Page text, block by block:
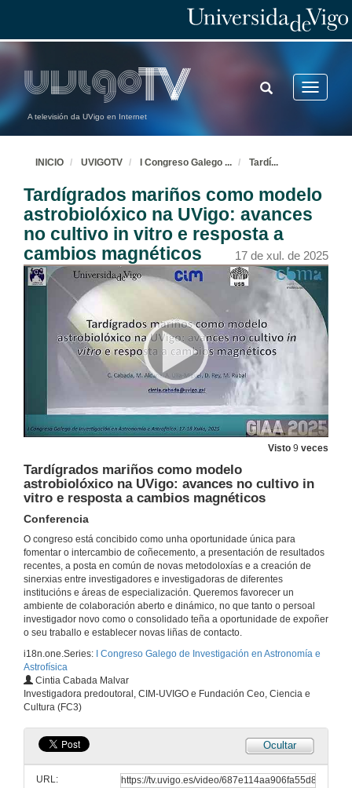
A televisión da UVigo en Internet
Toggle
TOGGLE
SEARCH
INICIO UVIGOTV I Congreso Galego ... Tardí...
Tardígrados mariños como modelo
astrobiolóxico na UVigo: avances
no cultivo in vitro e resposta a
cambios magnéticos
17 de xul. de 2025
Visto 9 veces
Tardígrados mariños como modelo
astrobiolóxico na UVigo: avances no cultivo in
vitro e resposta a cambios magnéticos
Conferencia
O congreso está concibido como unha oportunidade única para
fomentar o intercambio de coñecemento, a presentación de resultados
recentes, a posta en común de novas metodoloxías e a creación de
sinerxias entre investigadores e investigadoras de diferentes
institucións e áreas de especialización. Queremos favorecer un
ambiente de colaboración aberto e dinámico, no que tanto o persoal
investigador novo como o consolidado teña a oportunidade de expoñer
o seu traballo e establecer novas liñas de contacto.
i18n.one.Series:
I Congreso Galego de Investigación en Astronomía e
Astrofísica
Cintia Cabada Malvar
Investigadora predoutoral, CIM-UVIGO e Fundación Ceo, Ciencia e
Cultura (FC3)
Ocultar
URL:
GIAA 2025
10 de xul. de 2025
Unha achega á astronomía profesional en Galicia e na diáspora
Conferencia
Conference
Detection of sub-km Kuiper belt objects with imaging atmospheric Cherenkov telescopes
Conference
17 de xul. de 2025